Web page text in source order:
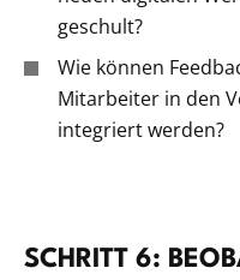
geschult?
Wie können
Mitarbeiter in den
integriert werden?
SCHRITT 6: